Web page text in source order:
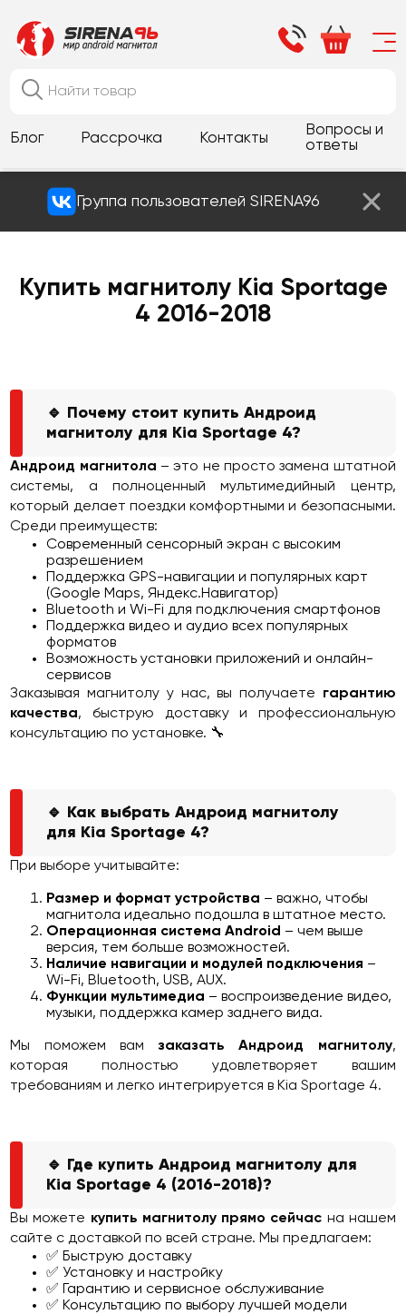
Блог Рассрочка Контакты
Вопросы и
ответы
Группа пользователей SIRENA96
Купить магнитолу Kia Sportage
4 2016-2018
🔹 Почему стоит купить Андроид
магнитолу для Kia Sportage 4?
Андроид магнитола – это не просто замена штатной
системы, а полноценный мультимедийный центр,
который делает поездки комфортными и безопасными.
Среди преимуществ:
Современный сенсорный экран с высоким
разрешением
Поддержка GPS-навигации и популярных карт
(Google Maps, Яндекс.Навигатор)
Bluetooth и Wi-Fi для подключения смартфонов
Поддержка видео и аудио всех популярных
форматов
Возможность установки приложений и онлайн-
сервисов
Заказывая магнитолу у нас, вы получаете гарантию
качества, быструю доставку и профессиональную
консультацию по установке. 🔧
🔹 Как выбрать Андроид магнитолу
для Kia Sportage 4?
При выборе учитывайте:
Размер и формат устройства – важно, чтобы
магнитола идеально подошла в штатное место.
Операционная система Android – чем выше
версия, тем больше возможностей.
Наличие навигации и модулей подключения –
Wi-Fi, Bluetooth, USB, AUX.
Функции мультимедиа – воспроизведение видео,
музыки, поддержка камер заднего вида.
Мы поможем вамзаказать Андроид магнитолу,
которая полностью удовлетворяет вашим
требованиям и легко интегрируется в Kia Sportage 4.
🔹 Где купить Андроид магнитолу для
Kia Sportage 4 (2016-2018)?
Вы можете купить магнитолу прямо сейчас на нашем
сайте с доставкой по всей стране. Мы предлагаем:
✅ Быструю доставку
✅ Установку и настройку
✅ Гарантию и сервисное обслуживание
✅ Консультацию по выбору лучшей модели